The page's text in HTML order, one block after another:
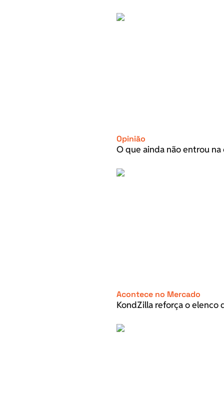
Opinião
O que ainda não entrou
Acontece no Mercado
KondZilla reforça o elenco